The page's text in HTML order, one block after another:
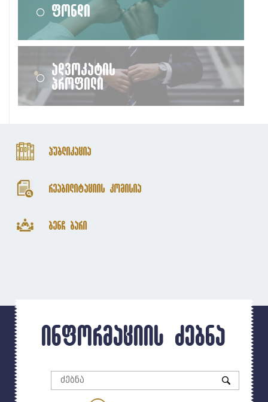
ფონდი
ადვოკატის
პროფილი
პუბლიკაცია
რეაბილიტაციის კომისია
ბენჩ ბარი
ინფორმაციის ძებნა